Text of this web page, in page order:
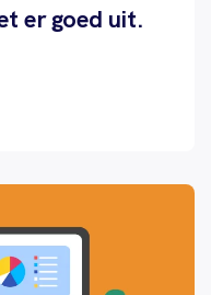
er goed uit.